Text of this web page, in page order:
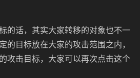
的话，其实大家转移的对象也不一
目标放在大家的攻击范围之内，
攻击目标，大家可以再次点击这个